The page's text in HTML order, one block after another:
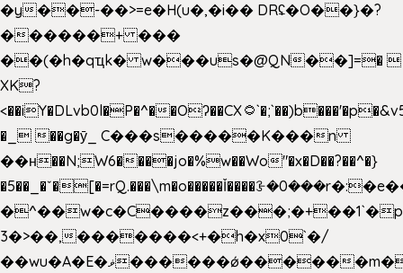
�y��-��>=e�H(u�,�i�� DRʢ�O��}�?
������+ ���
��(�h�qҵk� w���us�@QN��]=� 
XK?
<��iY�DLvb0l�P�^��Oʔ��CX۝`�;`��)b���'�p�&v5(�
�_ ��g�ӯ_ C���s�����K���n
��н��N;W6����jo�%w��Wo"�x�D��?��^�}
�5��
3�>��,�������<+�h�x0`�/
��wu�A�E�ޥ������ǿ������m��d�C��9��e�D��1�2�/